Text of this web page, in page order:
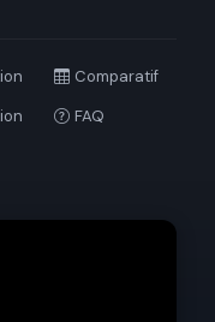
Comparatif
FAQ